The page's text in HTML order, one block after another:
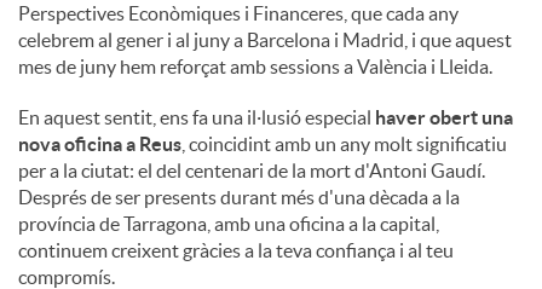
Perspectives Econòmiques i Financeres, que cada any
celebrem al gener i al juny a Barcelona i Madrid, i que aquest
mes de juny hem reforçat amb sessions a València i Lleida.
En aquest sentit, ens fa una il·lusió especial haver obert una
nova oficina a Reus , coincidint amb un any molt significatiu
per a la ciutat: el del centenari de la mort d'Antoni Gaudí.
Després de ser presents durant més d'una dècada a la
província de Tarragona, amb una oficina a la capital,
continuem creixent gràcies a la teva confiança i al teu
compromís.